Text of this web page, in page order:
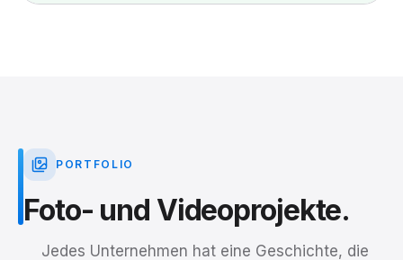
PORTFOLIO
Foto- und Videoprojekte.
Jedes Unternehmen hat eine Geschichte, die